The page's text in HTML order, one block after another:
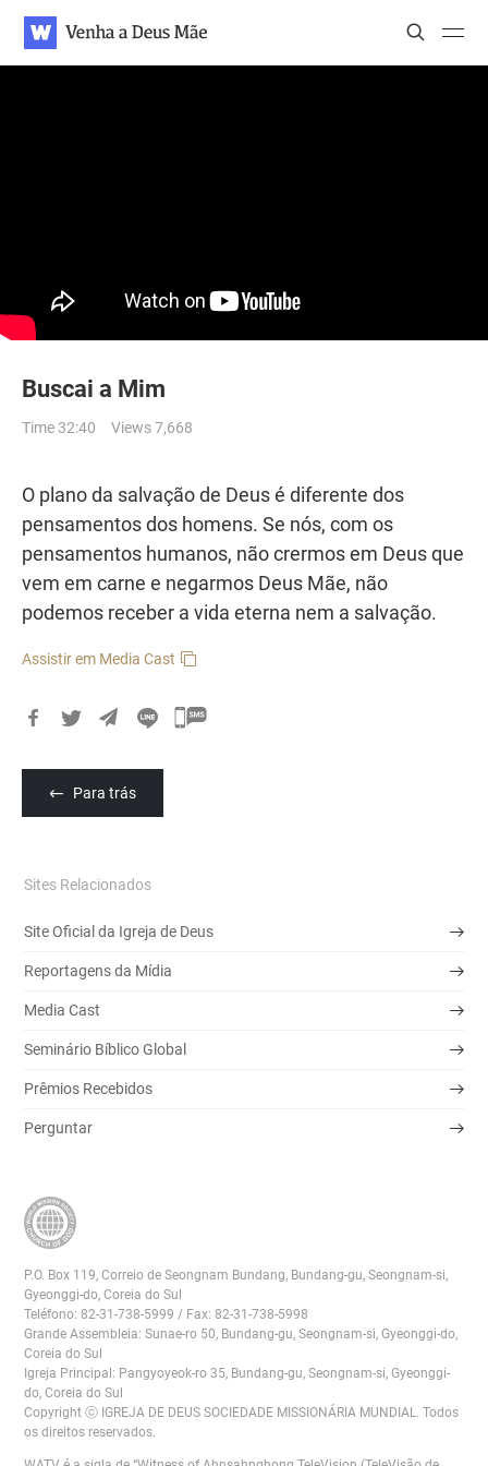
WATV Search
Search Search
Buscai a Mim
Time 32:40 Views 7,668
O plano da salvação de Deus é diferente dos
pensamentos dos homens. Se nós, com os
pensamentos humanos, não crermos em Deus que
vem em carne e negarmos Deus Mãe, não
podemos receber a vida eterna nem a salvação.
Assistir em Media Cast
카
톡
기
Para trás
Sites Relacionados
Site Oficial da Igreja de Deus
Reportagens da Mídia
Media Cast
Seminário Bíblico Global
Prêmios Recebidos
Perguntar
P.O. Box 119, Correio de Seongnam Bundang, Bundang-gu, Seongnam-si,
Gyeonggi-do, Coreia do Sul
Teléfono: 82-31-738-5999 / Fax: 82-31-738-5998
Grande Assembleia: Sunae-ro 50, Bundang-gu, Seongnam-si, Gyeonggi-do,
Coreia do Sul
Igreja Principal: Pangyoyeok-ro 35, Bundang-gu, Seongnam-si, Gyeonggi-
do, Coreia do Sul
Copyright ⓒ IGREJA DE DEUS SOCIEDADE MISSIONÁRIA MUNDIAL. Todos
os direitos reservados.